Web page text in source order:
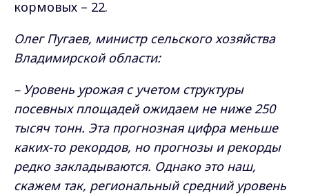
кормовых – 22.
Олег Пугаев, министр сельского хозяйства
Владимирской области:
– Уровень урожая с учетом структуры
посевных площадей ожидаем не ниже 250
тысяч тонн. Эта прогнозная цифра меньше
каких-то рекордов, но прогнозы и рекорды
редко закладываются. Однако это наш,
скажем так, региональный средний уровень